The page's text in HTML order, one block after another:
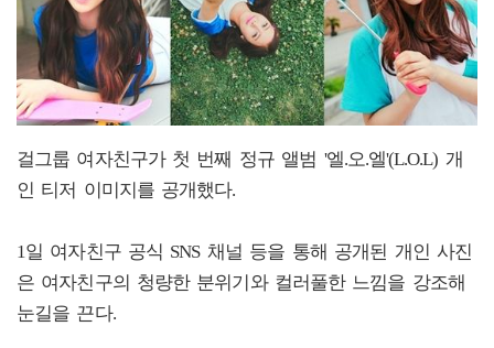
걸그룹 여자친구가 첫 번째 정규 앨범 '엘.오.엘'(L.O.L) 개
인 티저 이미지를 공개했다.
1일 여자친구 공식 SNS 채널 등을 통해 공개된 개인 사진
은 여자친구의 청량한 분위기와 컬러풀한 느낌을 강조해
눈길을 끈다.